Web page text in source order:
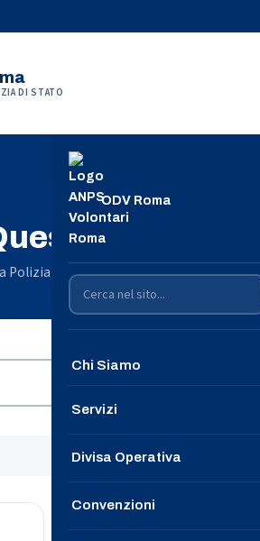
DI STATO
ODV Roma
Chi Siamo
Conosciamoci
→ Unisciti a noi
Servizi
Divisa Operativa
Convenzioni
di Roma
di Stato sul territorio di Roma.